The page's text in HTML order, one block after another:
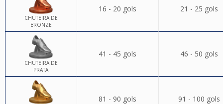
CHUTEIRA DE
BRONZE
16 - 20 gols 21 - 25 gols
CHUTEIRA DE
PRATA
41 - 45 gols 46 - 50 gols
81 - 90 gols 91 - 100 gols